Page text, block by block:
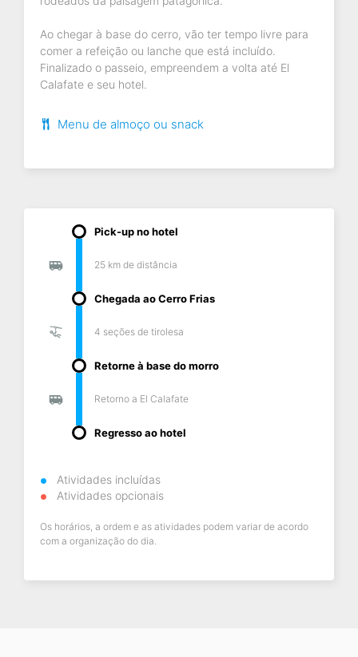
Ao chegar à base do cerro, vão ter tempo livre para
comer a refeição ou lanche que está incluído.
Finalizado o passeio, empreendem a volta até El
Calafate e seu hotel.
Menu de almoço ou snack
Pick-up no hotel
25 km de distância
Chegada ao Cerro Frias
4 seções de tirolesa
Retorne à base do morro
Retorno a El Calafate
Regresso ao hotel
Atividades incluídas
Atividades opcionais
Os horários, a ordem e as atividades podem variar de acordo
com a organização do dia.